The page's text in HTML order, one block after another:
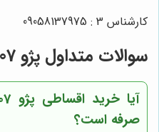
کارشناس 3 : 09058137975
سوالات متداول پژو 207 اقساطی
صرفه است؟